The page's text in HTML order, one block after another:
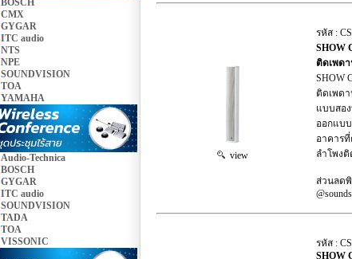
BOSCH
CMX
GYGAR
ITC audio
NTS
NPE
SOUNDVISION
TOA
YAMAHA
Audio-Technica
BOSCH
GYGAR
ITC audio
SOUNDVISION
TADA
TOA
VISSONIC
view
รหัส :
SHOW
ติดเพดา
SHOW
ติดเพดา
แบบสอง
ออกแบ
อาคาร
ลำโพง
ส่วนลด
รหัส :
SHOW